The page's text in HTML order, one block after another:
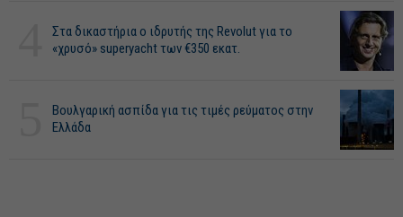
Στα δικαστήρια ο ιδρυτής της Revolut για το
«χρυσό» superyacht των €350 εκατ.
Βουλγαρική ασπίδα για τις τιμές ρεύματος στην
Ελλάδα